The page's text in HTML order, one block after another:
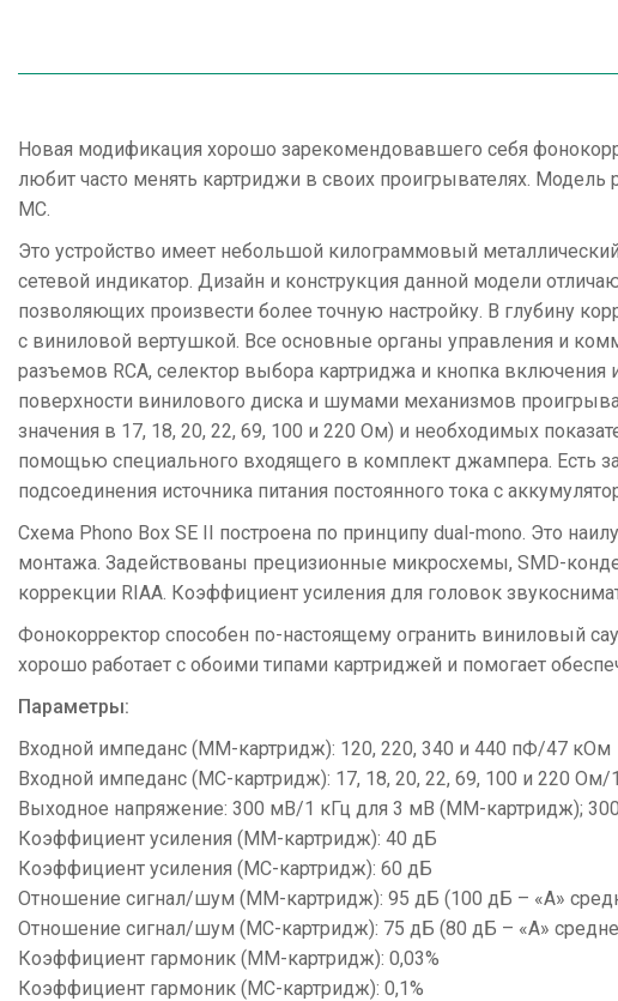
Новая модификация хорошо зарекомендовавшего себя
любит часто менять картриджи в своих проигрывателях.
МС.
Это устройство имеет небольшой килограммовый
сетевой индикатор. Дизайн и конструкция данной модели
позволяющих произвести более точную настройку. В глубину
с виниловой вертушкой. Все основные органы управления и
разъемов RCA, селектор выбора картриджа и кнопка
поверхности винилового диска и шумами механизмов
значения в 17, 18, 20, 22, 69, 100 и 220 Ом) и необходимых
помощью специального входящего в комплект джампера. Есть
подсоединения источника питания постоянного тока с
Схема Phono Box SE II построена по принципу dual-mono. Это
монтажа. Задействованы прецизионные микросхемы, SMD-
коррекции RIAA. Коэффициент усиления для головок
Фонокорректор способен по-настоящему огранить виниловый
хорошо работает с обоими типами картриджей и помогает
Параметры:
Входной импеданс (ММ-картридж): 120, 220, 340 и 440 пФ/47 кОм
Входной импеданс (МС-картридж): 17, 18, 20, 22, 69, 100 и 220
Выходное напряжение: 300 мВ/1 кГц для 3 мВ (ММ-картридж);
Коэффициент усиления (MM-картридж): 40 дБ
Коэффициент усиления (MС-картридж): 60 дБ
Отношение сигнал/шум (MM-картридж): 95 дБ (100 дБ – «A»
Отношение сигнал/шум (MС-картридж): 75 дБ (80 дБ – «A»
Коэффициент гармоник (MM-картридж): 0,03%
Коэффициент гармоник (MС-картридж): 0,1%